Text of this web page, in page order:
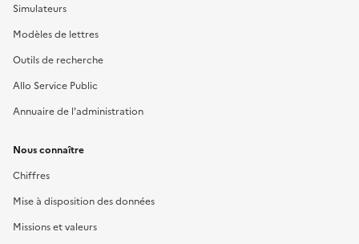
Simulateurs
Modèles de lettres
Outils de recherche
Allo Service Public
Annuaire de l'administration
Nous connaître
Chiffres
Mise à disposition des données
Missions et valeurs